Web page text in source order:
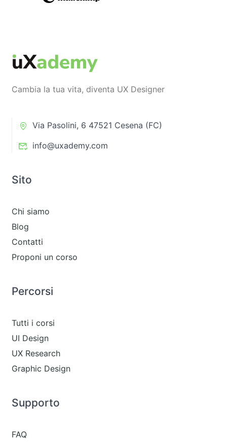
Cambia la tua vita, diventa UX Designer
Via Pasolini, 6 47521 Cesena (FC)
info@uxademy.com
Sito
Chi siamo
Blog
Contatti
Proponi un corso
Percorsi
Tutti i corsi
UI Design
UX Research
Graphic Design
Supporto
FAQ